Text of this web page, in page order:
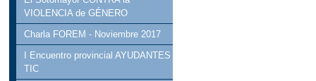
VIOLENCIA de GÉNERO
Charla FOREM - Noviembre 2017
I Encuentro provincial AYUDANTES
TIC